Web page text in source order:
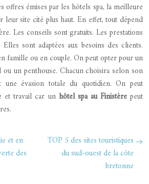
offres émises par les hôtels spa, la meilleure
leur site cité plus haut. En effet, tout dépend
Les conseils sont gratuits. Les prestations
sont adaptées aux besoins des clients.
famille ou en couple. On peut opter pour un
un penthouse. Chacun choisira selon son
une évasion totale du quotidien. On peut
et travail car un hôtel spa au Finistèrepeut
et en
des
TOP 5 des sites touristiques
du sud-ouest de la côte
bretonne